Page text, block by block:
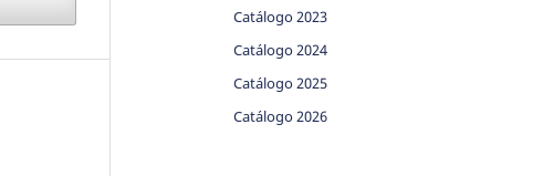
Catálogo 2023
Catálogo 2024
Catálogo 2025
Catálogo 2026